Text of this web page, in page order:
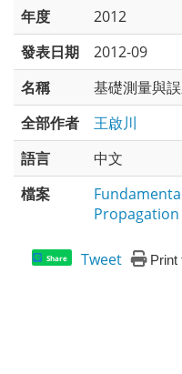
年度
2012
發表日期
2012-09
名稱
基礎測量與
全部作者
王啟川
語言
中文
檔案
Propagation
Share Tweet Print